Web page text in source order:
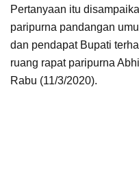
Pertanyaan itu
paripurna pandangan
dan pendapat Bupati
ruang rapat paripurna
Rabu (11/3/2020).